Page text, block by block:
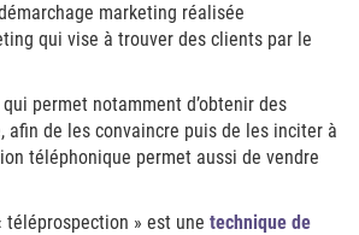
marketing réalisée
qui vise à trouver des clients par le
permet notamment d’obtenir des
afin de les convaincre puis de les inciter à
téléphonique permet aussi de vendre
» est une technique de